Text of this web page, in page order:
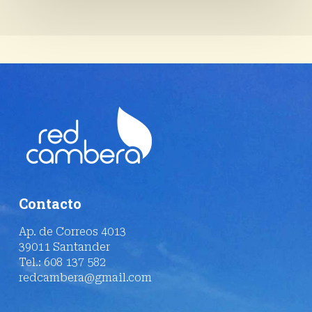
Contacto
Ap. de Correos 4013
39011 Santander
Tel.: 608 137 582
redcambera@gmail.com